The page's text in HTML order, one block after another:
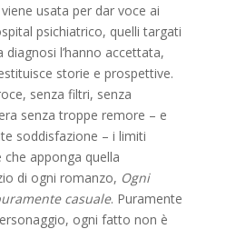
usata per dar voce ai
psichiatrico, quelli targati
l’hanno accettata,
storie e prospettive.
senza filtri, senza
senza troppe remore – e
soddisfazione – i limiti
che apponga quella
di ogni romanzo, Ogni
casuale. Puramente
ogni fatto non è